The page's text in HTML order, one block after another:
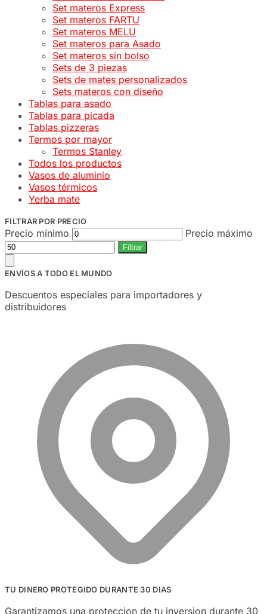
Set materos Express
Set materos FARTU
Set materos MELU
Set materos para Asado
Set materos sin bolso
Sets de 3 piezas
Sets de mates personalizados
Sets materos con diseño
Tablas para asado
Tablas para picada
Tablas pizzeras
Termos por mayor
Termos Stanley
Todos los productos
Vasos de aluminio
Vasos térmicos
Yerba mate
FILTRAR POR PRECIO
Precio mínimo Precio máximo
Filtrar
ENVÍOS A TODO EL MUNDO
Descuentos especiales para importadores y
distribuidores
TU DINERO PROTEGIDO DURANTE 30 DIAS
Garantizamos una proteccion de tu inversion durante 30